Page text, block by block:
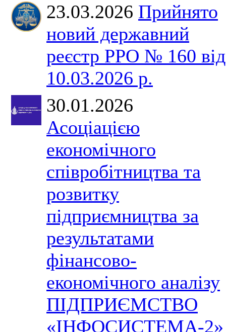
23.03.2026 Прийнято
новий державний
реєстр РРО № 160 від
10.03.2026 р.
30.01.2026
Асоціацією
економічного
співробітництва та
розвитку
підприємництва за
результатами
фінансово-
економічного аналізу
ПІДПРИЄМСТВО
«ІНФОСИСТЕМА-2»